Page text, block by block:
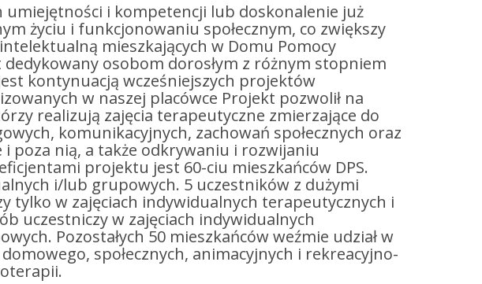
i kompetencji lub doskonalenie już
życiu i funkcjonowaniu społecznym, co zwiększy
mieszkających w Domu Pomocy
dedykowany osobom dorosłym z różnym stopniem
kontynuacją wcześniejszych projektów
w naszej placówce Projekt pozwolił na
realizują zajęcia terapeutyczne zmierzające do
komunikacyjnych, zachowań społecznych oraz
poza nią, a także odkrywaniu i rozwijaniu
projektu jest 60-ciu mieszkańców DPS.
i/lub grupowych. 5 uczestników z dużymi
tylko w zajęciach indywidualnych terapeutycznych i
uczestniczy w zajęciach indywidualnych
Pozostałych 50 mieszkańców weźmie udział w
społecznych, animacyjnych i rekreacyjno-